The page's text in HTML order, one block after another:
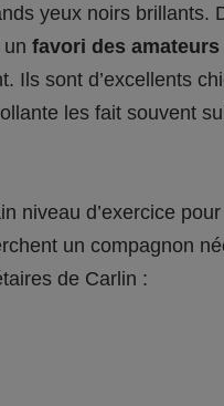
yeux noirs brillants.
favori des
Ils sont d’excellents
les fait souvent
niveau d’exercice
un compagnon
de Carlin :